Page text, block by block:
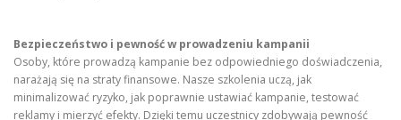
Bezpieczeństwo i pewność w prowadzeniu kampanii
Osoby, które prowadzą kampanie bez odpowiedniego doświadczenia,
narażają się na straty finansowe. Nasze szkolenia uczą, jak
minimalizować ryzyko, jak poprawnie ustawiać kampanie, testować
reklamy i mierzyć efekty. Dzięki temu uczestnicy zdobywają pewność